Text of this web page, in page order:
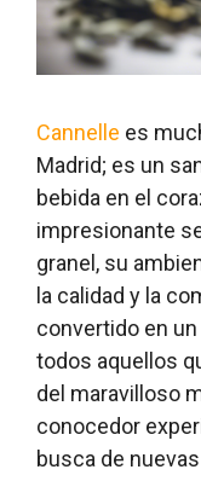
Cannelle es
Madrid; es un
bebida en el
impresionante
granel, su
la calidad y la
convertido en
todos aquellos
del maravilloso
conocedor
busca de